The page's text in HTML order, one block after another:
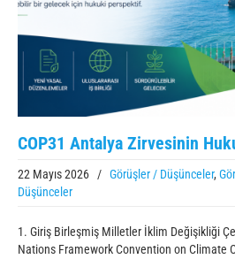
COP31 Antalya Zirvesinin
22 Mayıs 2026 / Görüşler / Düşünceler,
Düşünceler
1. Giriş Birleşmiş Milletler İklim Değişikliği
Nations Framework Convention on Climate